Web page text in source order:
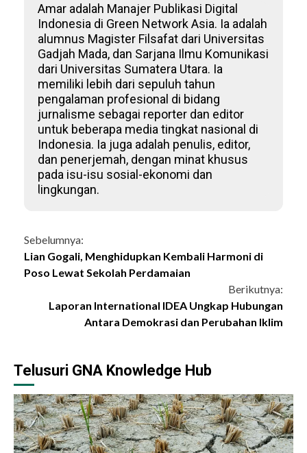
Amar adalah Manajer Publikasi Digital
Indonesia di Green Network Asia. Ia adalah
alumnus Magister Filsafat dari Universitas
Gadjah Mada, dan Sarjana Ilmu Komunikasi
dari Universitas Sumatera Utara. Ia
memiliki lebih dari sepuluh tahun
pengalaman profesional di bidang
jurnalisme sebagai reporter dan editor
untuk beberapa media tingkat nasional di
Indonesia. Ia juga adalah penulis, editor,
dan penerjemah, dengan minat khusus
pada isu-isu sosial-ekonomi dan
lingkungan.
Continue
Reading
Sebelumnya:
Lian Gogali, Menghidupkan Kembali Harmoni di
Poso Lewat Sekolah Perdamaian
Berikutnya:
Laporan International IDEA Ungkap Hubungan
Antara Demokrasi dan Perubahan Iklim
Telusuri GNA Knowledge Hub